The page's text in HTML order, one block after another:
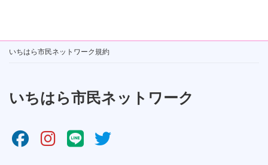
いちはら市民ネットワーク規約
いちはら市民ネットワーク